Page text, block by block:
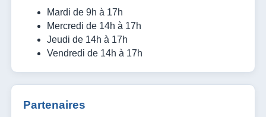
Mardi de 9h à 17h
Mercredi de 14h à 17h
Jeudi de 14h à 17h
Vendredi de 14h à 17h
Partenaires